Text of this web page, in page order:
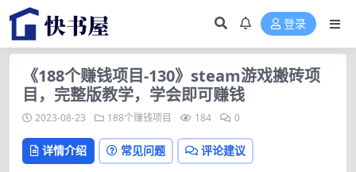
登录
《188个赚钱项目-130》steam游戏搬砖项
目，完整版教学，学会即可赚钱
2023-08-23 188个赚钱项目 184 0
详情介绍 常见问题 评论建议